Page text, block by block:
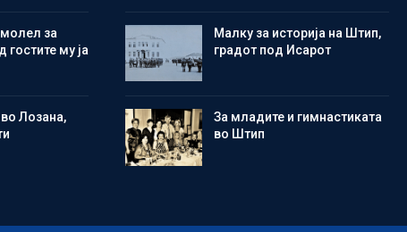
за
гостите му ја
Лозана,
Малку за историја на Штип,
градот под Исарот
Зa младите и гимнастиката
во Штип